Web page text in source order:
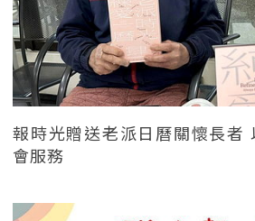
報時光贈送老派日曆關懷長者
會服務